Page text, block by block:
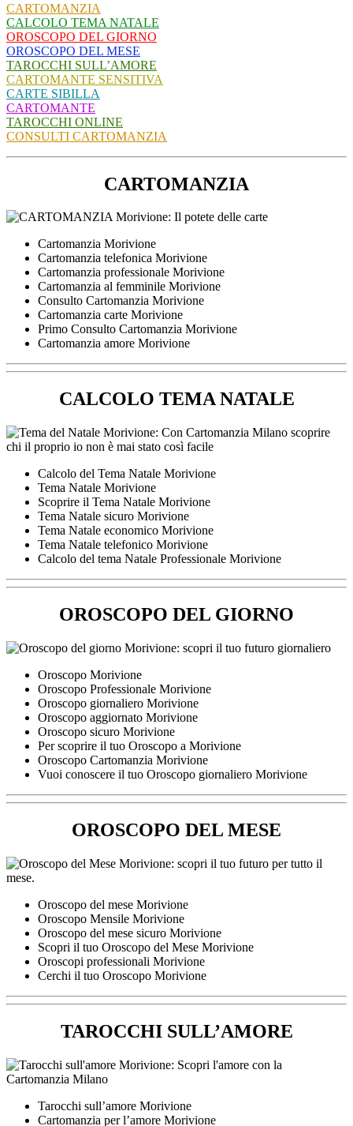
CARTOMANZIA
CALCOLO TEMA NATALE
OROSCOPO DEL GIORNO
OROSCOPO DEL MESE
TAROCCHI SULL’AMORE
CARTOMANTE SENSITIVA
CARTE SIBILLA
CARTOMANTE
TAROCCHI ONLINE
CONSULTI CARTOMANZIA
CARTOMANZIA
Cartomanzia Morivione
Cartomanzia telefonica Morivione
Cartomanzia professionale Morivione
Cartomanzia al femminile Morivione
Consulto Cartomanzia Morivione
Cartomanzia carte Morivione
Primo Consulto Cartomanzia Morivione
Cartomanzia amore Morivione
CALCOLO TEMA NATALE
Calcolo del Tema Natale Morivione
Tema Natale Morivione
Scoprire il Tema Natale Morivione
Tema Natale sicuro Morivione
Tema Natale economico Morivione
Tema Natale telefonico Morivione
Calcolo del tema Natale Professionale Morivione
OROSCOPO DEL GIORNO
Oroscopo Morivione
Oroscopo Professionale Morivione
Oroscopo giornaliero Morivione
Oroscopo aggiornato Morivione
Oroscopo sicuro Morivione
Per scoprire il tuo Oroscopo a Morivione
Oroscopo Cartomanzia Morivione
Vuoi conoscere il tuo Oroscopo giornaliero Morivione
OROSCOPO DEL MESE
Oroscopo del mese Morivione
Oroscopo Mensile Morivione
Oroscopo del mese sicuro Morivione
Scopri il tuo Oroscopo del Mese Morivione
Oroscopi professionali Morivione
Cerchi il tuo Oroscopo Morivione
TAROCCHI SULL’AMORE
Tarocchi sull’amore Morivione
Cartomanzia per l’amore Morivione